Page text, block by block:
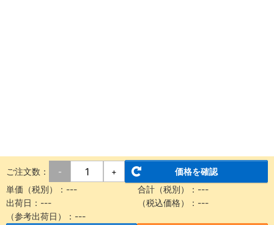
ご注文数： - +
価格を確認
単価（税別）： --- 合計（税別）： ---
出荷日： --- （税込価格）： ---
（参考出荷日）： ---